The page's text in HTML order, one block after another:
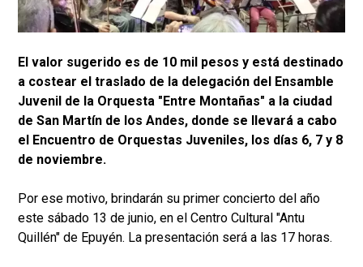
El valor sugerido es de 10 mil pesos y está destinado
a costear el traslado de la delegación del Ensamble
Juvenil de la Orquesta "Entre Montañas" a la ciudad
de San Martín de los Andes, donde se llevará a cabo
el Encuentro de Orquestas Juveniles, los días 6, 7 y 8
de noviembre.
Por ese motivo, brindarán su primer concierto del año
este sábado 13 de junio, en el Centro Cultural "Antu
Quillén" de Epuyén. La presentación será a las 17 horas.